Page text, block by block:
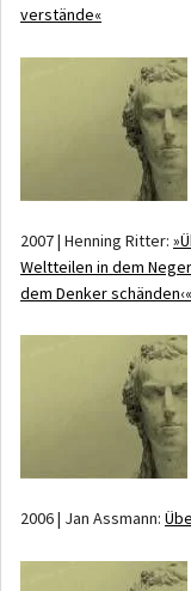
verstände«
2007 | Henning Ritter:
Weltteilen in dem
dem Denker schänden‹«
2006 | Jan Assmann: